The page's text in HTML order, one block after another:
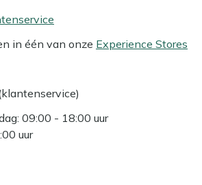
in één van onze Experience Stores
09:00 - 18:00 uur
uur